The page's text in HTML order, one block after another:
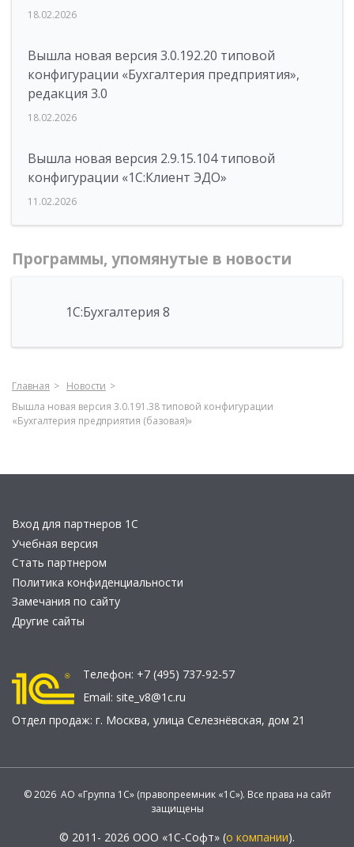
18.02.2026
Вышла новая версия 3.0.192.20 типовой
конфигурации «Бухгалтерия предприятия»,
редакция 3.0
18.02.2026
Вышла новая версия 2.9.15.104 типовой
конфигурации «1С:Клиент ЭДО»
11.02.2026
Программы, упомянутые в новости
1С:Бухгалтерия 8
Главная
Новости
Вышла новая версия 3.0.191.38 типовой конфигурации
«Бухгалтерия предприятия (базовая)»
Вход для партнеров 1С
Учебная версия
Стать партнером
Политика конфиденциальности
Замечания по сайту
Другие сайты
Телефон: +7 (495) 737-92-57
Email: site_v8@1c.ru
Отдел продаж: г. Москва, улица Селезнёвская, дом 21
© 2026 АО «Группа 1С» (правопреемник «1С»). Все права на сайт
защищены
© 2011- 2026 ООО «1С-Софт» (о компании).